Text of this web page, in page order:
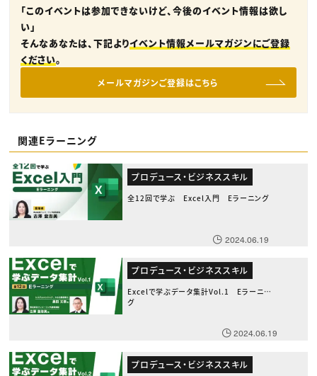
「このイベントは参加できないけど、今後のイベント情報は欲し
い」
そんなあなたは、下記よりイベント情報メールマガジンにご登録
ください。
メールマガジンご登録はこちら
関連Eラーニング
プロデュース・ビジネススキル
全12回で学ぶ Excel入門 Eラーニング
2024.06.19
プロデュース・ビジネススキル
Excelで学ぶデータ集計Vol.1 Eラーニン
グ
2024.06.19
プロデュース・ビジネススキル